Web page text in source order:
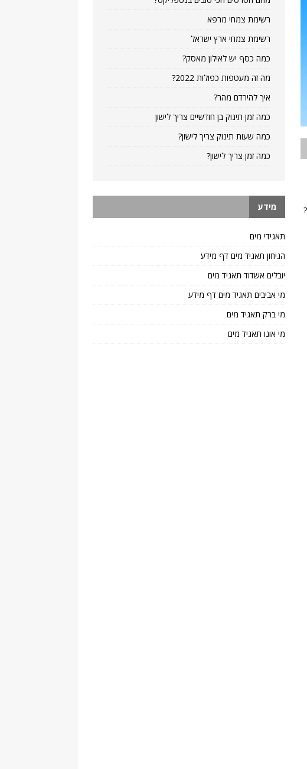
רשימת צמחי מרפא
רשימת צמחי ארץ ישראל
כמה כסף יש לאילון מאסק?
מה זה מעטפות כפולות 2022?
איך להירדם מהר?
כמה זמן תינוק בן חודשיים צריך לישון
כמה שעות תינוק צריך לישון?
כמה זמן צריך לישון?
מידע
תאגידי מים
הגיחון תאגיד מים דף מידע
יובלים אשדוד תאגיד מים
מי אביבים תאגיד מים דף מידע
מי ברק תאגיד מים
מי אונו תאגיד מים